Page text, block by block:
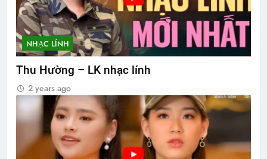
NHẠC LÍNH
Thu Hường – LK nhạc lính
2 years ago